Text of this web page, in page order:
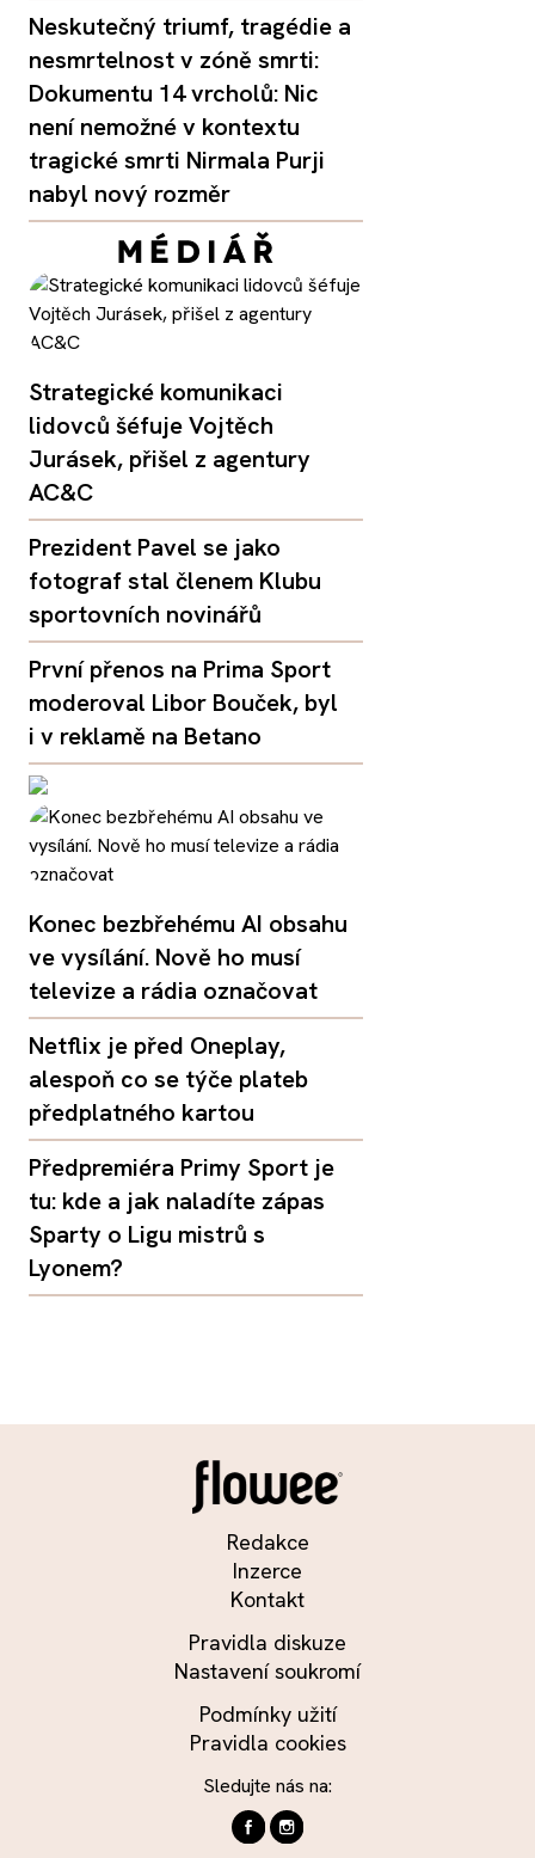
Neskutečný triumf, tragédie a
nesmrtelnost v zóně smrti:
Dokumentu 14 vrcholů: Nic
není nemožné v kontextu
tragické smrti Nirmala Purji
nabyl nový rozměr
Strategické komunikaci
lidovců šéfuje Vojtěch
Jurásek, přišel z agentury
AC&C
Prezident Pavel se jako
fotograf stal členem Klubu
sportovních novinářů
První přenos na Prima Sport
moderoval Libor Bouček, byl
i v reklamě na Betano
Konec bezbřehému AI obsahu
ve vysílání. Nově ho musí
televize a rádia označovat
Netflix je před Oneplay,
alespoň co se týče plateb
předplatného kartou
Předpremiéra Primy Sport je
tu: kde a jak naladíte zápas
Sparty o Ligu mistrů s
Lyonem?
Redakce
Inzerce
Kontakt
Pravidla diskuze
Nastavení soukromí
Podmínky užití
Pravidla cookies
Sledujte nás na: